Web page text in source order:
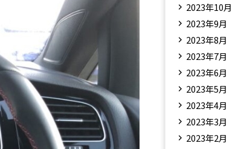
2023年10月
2023年9月
2023年8月
2023年7月
2023年6月
2023年5月
2023年4月
2023年3月
2023年2月